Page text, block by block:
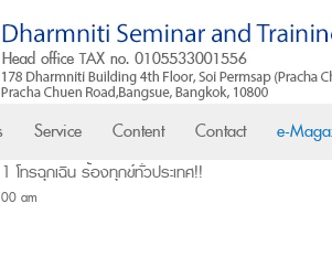
Service Content Contact e-
โทรฉุกเฉิน ร้องทุกข์ทั่วประเทศ!!
am